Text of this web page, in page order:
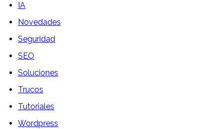
IA
Novedades
Seguridad
SEO
Soluciones
Trucos
Tutoriales
Wordpress